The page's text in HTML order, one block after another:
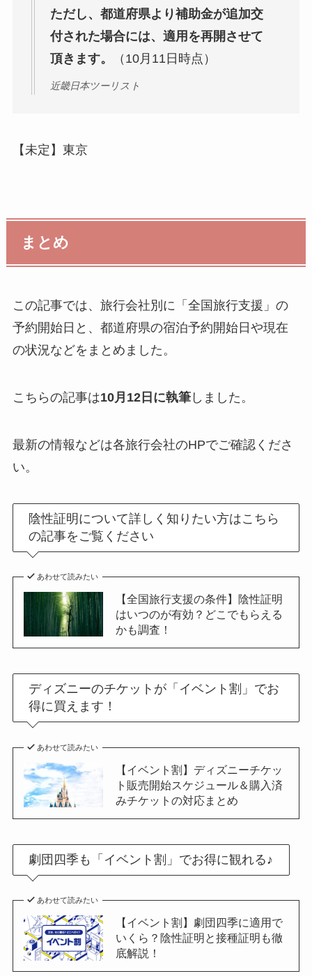
ただし、都道府県より補助金が追加交
付された場合には、適用を再開させて
頂きます。
（10月11日時点）
近畿日本ツーリスト
【未定】東京
まとめ
この記事では、旅行会社別に「全国旅行支援」の
予約開始日と、都道府県の宿泊予約開始日や現在
の状況などをまとめました。
こちらの記事は10月12日に執筆しました。
最新の情報などは各旅行会社のHPでご確認くださ
い。
陰性証明について詳しく知りたい方はこちら
の記事をご覧ください
あわせて読みたい
【全国旅行支援の条件】陰性証明
はいつのが有効？どこでもらえる
かも調査！
ディズニーのチケットが「イベント割」でお
得に買えます！
あわせて読みたい
【イベント割】ディズニーチケッ
ト販売開始スケジュール＆購入済
みチケットの対応まとめ
劇団四季も「イベント割」でお得に観れる♪
あわせて読みたい
【イベント割】劇団四季に適用で
いくら？陰性証明と接種証明も徹
底解説！